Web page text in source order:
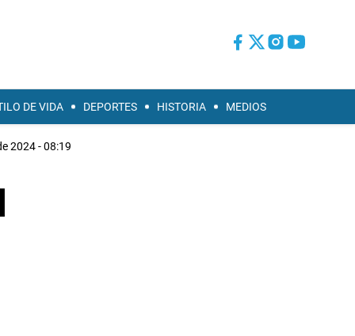
DE VIDA DEPORTES HISTORIA MEDIOS
2024 - 08:19